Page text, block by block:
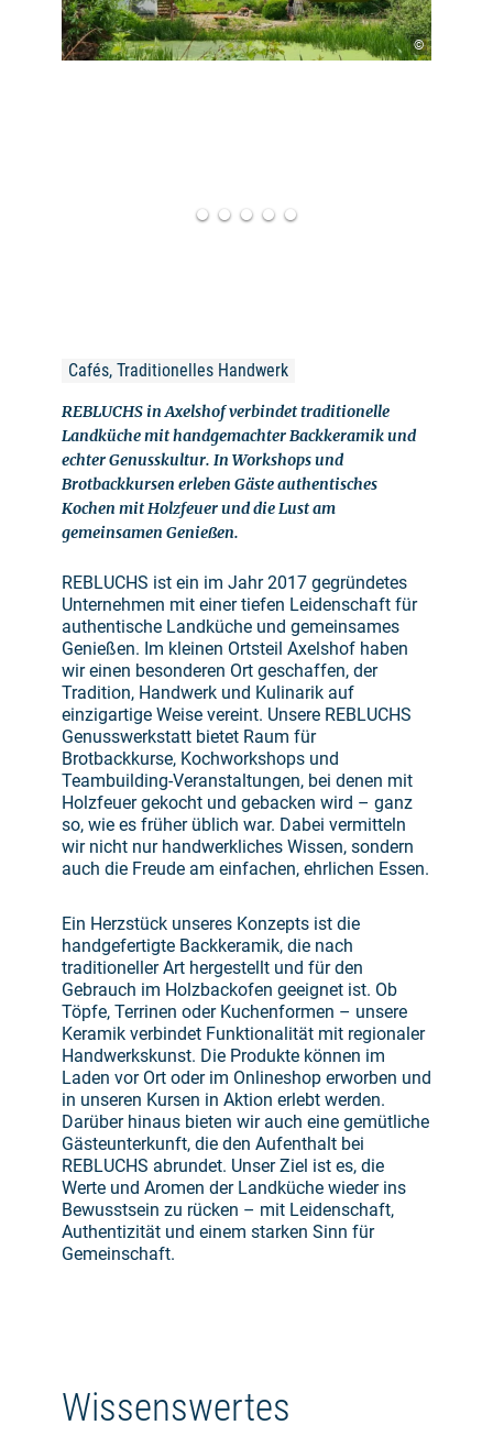
©
Cafés, Traditionelles Handwerk
REBLUCHS in Axelshof verbindet traditionelle
Landküche mit handgemachter Backkeramik und
echter Genusskultur. In Workshops und
Brotbackkursen erleben Gäste authentisches
Kochen mit Holzfeuer und die Lust am
gemeinsamen Genießen.
REBLUCHS ist ein im Jahr 2017 gegründetes
Unternehmen mit einer tiefen Leidenschaft für
authentische Landküche und gemeinsames
Genießen. Im kleinen Ortsteil Axelshof haben
wir einen besonderen Ort geschaffen, der
Tradition, Handwerk und Kulinarik auf
einzigartige Weise vereint. Unsere REBLUCHS
Genusswerkstatt bietet Raum für
Brotbackkurse, Kochworkshops und
Teambuilding-Veranstaltungen, bei denen mit
Holzfeuer gekocht und gebacken wird – ganz
so, wie es früher üblich war. Dabei vermitteln
wir nicht nur handwerkliches Wissen, sondern
auch die Freude am einfachen, ehrlichen Essen.
Ein Herzstück unseres Konzepts ist die
handgefertigte Backkeramik, die nach
traditioneller Art hergestellt und für den
Gebrauch im Holzbackofen geeignet ist. Ob
Töpfe, Terrinen oder Kuchenformen – unsere
Keramik verbindet Funktionalität mit regionaler
Handwerkskunst. Die Produkte können im
Laden vor Ort oder im Onlineshop erworben und
in unseren Kursen in Aktion erlebt werden.
Darüber hinaus bieten wir auch eine gemütliche
Gästeunterkunft, die den Aufenthalt bei
REBLUCHS abrundet. Unser Ziel ist es, die
Werte und Aromen der Landküche wieder ins
Bewusstsein zu rücken – mit Leidenschaft,
Authentizität und einem starken Sinn für
Gemeinschaft.
Wissenswertes